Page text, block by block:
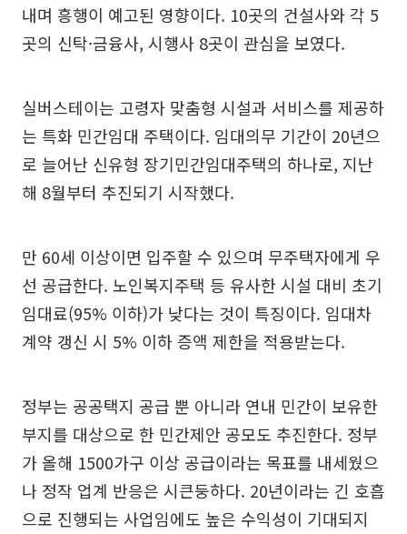
내며 흥행이 예고된 영향이다. 10곳의 건설사와 각 5
곳의 신탁·금융사, 시행사 8곳이 관심을 보였다.
실버스테이는 고령자 맞춤형 시설과 서비스를 제공하
는 특화 민간임대 주택이다. 임대의무 기간이 20년으
로 늘어난 신유형 장기민간임대주택의 하나로, 지난
해 8월부터 추진되기 시작했다.
만 60세 이상이면 입주할 수 있으며 무주택자에게 우
선 공급한다. 노인복지주택 등 유사한 시설 대비 초기
임대료(95% 이하)가 낮다는 것이 특징이다. 임대차
계약 갱신 시 5% 이하 증액 제한을 적용받는다.
정부는 공공택지 공급 뿐 아니라 연내 민간이 보유한
부지를 대상으로 한 민간제안 공모도 추진한다. 정부
가 올해 1500가구 이상 공급이라는 목표를 내세웠으
나 정작 업계 반응은 시큰둥하다. 20년이라는 긴 호흡
으로 진행되는 사업임에도 높은 수익성이 기대되지